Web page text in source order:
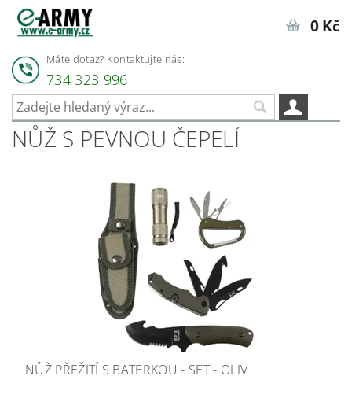
Máte dotaz? Kontaktujte nás:
734 323 996
0 Kč
NŮŽ S PEVNOU ČEPELÍ
NŮŽ PŘEŽITÍ S BATERKOU - SET - OLIV